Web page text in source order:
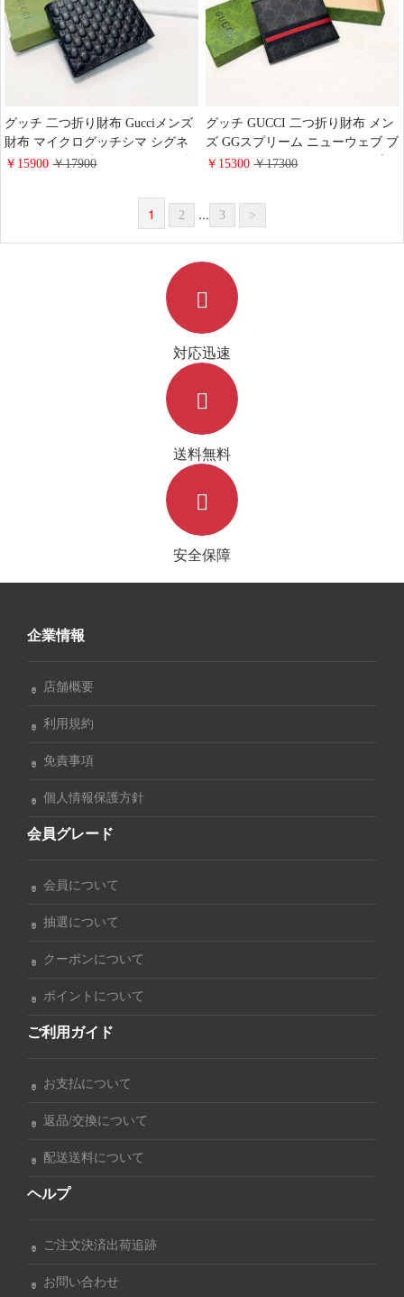
グッチ 二つ折り財布 Gucciメンズ
財布 マイクログッチシマ シグネ
チャーレザーブラック GGミニ財
￥15900￥17900
グッチ GUCCI 二つ折り財布 メン
ズ GGスプリーム ニューウェブ ブ
ラック コンパクトウォレット 高
￥15300￥17300
1 2 ... 3 >
対応迅速
送料無料
安全保障
企業情報
店舗概要
利用規約
免責事項
個人情報保護方針
会員グレード
会員について
抽選について
クーポンについて
ポイントについて
ご利用ガイド
お支払について
返品/交換について
配送送料について
ヘルプ
ご注文決済出荷追跡
お問い合わせ